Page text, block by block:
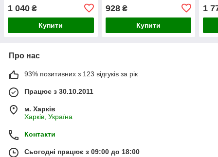
1 040 ₴
Купити
928₴
Купити
1
Про нас
93% позитивних з 123 відгуків за рік
Працює з 30.10.2011
м. Харків
Харків, Україна
Контакти
Сьогодні працює з 09:00 до 18:00